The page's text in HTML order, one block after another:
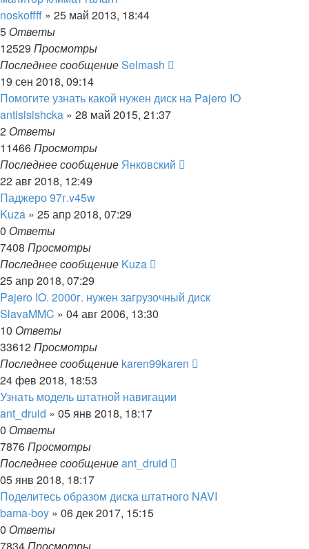
noskoffff » 25 май 2013, 18:44
5 Ответы
12529 Просмотры
Последнее сообщениеSelmash
19 сен 2018, 09:14
Помогите узнать какой нужен диск на Pajero IO
antisisishcka » 28 май 2015, 21:37
2 Ответы
11466Просмотры
Последнее сообщение Янковский
22 авг 2018, 12:49
Паджеро 97г.v45w
Kuza » 25 апр 2018, 07:29
0 Ответы
7408 Просмотры
Последнее сообщение Kuza
25 апр 2018, 07:29
Pajero IO. 2000г. нужен загрузочный диск
SlavaMMC » 04 авг 2006, 13:30
10 Ответы
33612Просмотры
Последнее сообщение karen99karen
24 фев 2018, 18:53
Узнать модель штатной навигации
ant_druid » 05 янв 2018, 18:17
0 Ответы
7876Просмотры
Последнее сообщениеant_druid
05 янв 2018, 18:17
Поделитесь образом диска штатного NAVI
bama-boy » 06 дек 2017, 15:15
0 Ответы